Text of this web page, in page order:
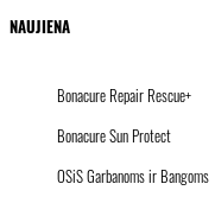
NAUJIENA
Bonacure Repair Rescue+
Bonacure Sun Protect
OSiS Garbanoms ir Bangoms